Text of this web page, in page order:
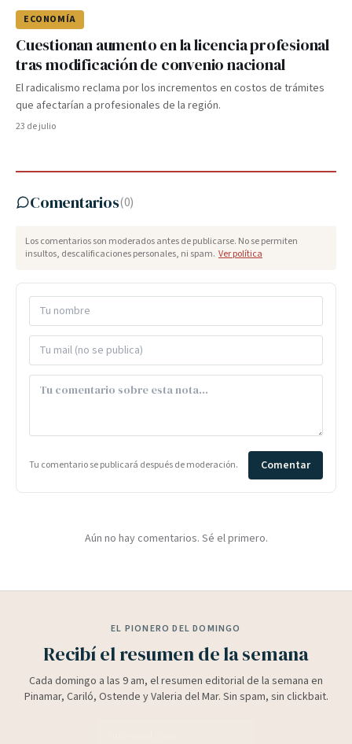
ECONOMÍA
Cuestionan aumento en la licencia profesional
tras modificación de convenio nacional
El radicalismo reclama por los incrementos en costos de trámites
que afectarían a profesionales de la región.
23 de julio
Comentarios(0)
Los comentarios son moderados antes de publicarse. No se permiten
insultos, descalificaciones personales, ni spam. Ver política
Tu comentario se publicará después de moderación. Comentar
Aún no hay comentarios. Sé el primero.
EL PIONERO DEL DOMINGO
Recibí el resumen de la semana
Cada domingo a las 9 am, el resumen editorial de la semana en
Pinamar, Cariló, Ostende y Valeria del Mar. Sin spam, sin clickbait.